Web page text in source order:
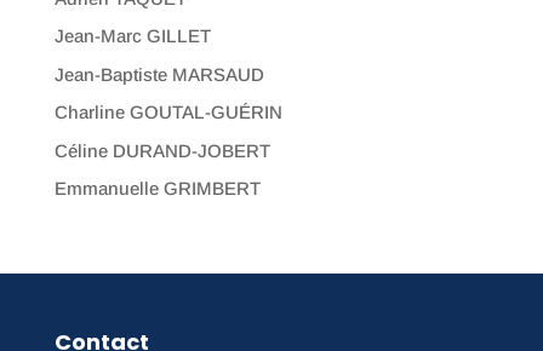
Jean-Marc GILLET
Jean-Baptiste MARSAUD
Charline GOUTAL-GUÉRIN
Céline DURAND-JOBERT
Emmanuelle GRIMBERT
Contact